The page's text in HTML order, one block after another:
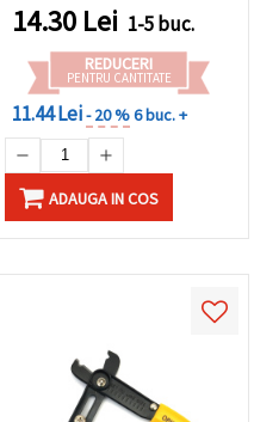
14.30 Lei 1-5 buc.
REDUCERI
PENTRU CANTITATE
11.44 Lei- 20 %6 buc. +
ADAUGA IN COS